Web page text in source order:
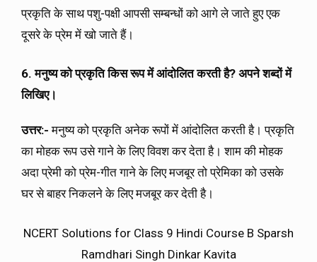
प्रकृति के साथ पशु-पक्षी आपसी सम्बन्धों को आगे ले जाते हुए एक
दूसरे के प्रेम में खो जाते हैं।
6. मनुष्य को प्रकृति किस रूप में आंदोलित करती है? अपने शब्दों में
लिखिए।
उत्तर:-मनुष्य को प्रकृति अनेक रूपों में आंदोलित करती है। प्रकृति
का मोहक रूप उसे गाने के लिए विवश कर देता है। शाम की मोहक
अदा प्रेमी को प्रेम-गीत गाने के लिए मजबूर तो प्रेमिका को उसके
घर से बाहर निकलने के लिए मजबूर कर देती है।
NCERT Solutions for Class 9 Hindi Course B Sparsh
Ramdhari Singh Dinkar Kavita